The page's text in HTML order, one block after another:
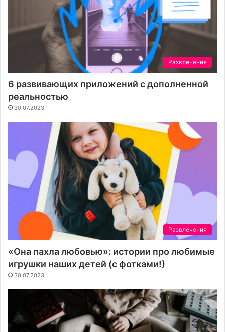
Развлечения
6 развивающих приложений с дополненной
реальностью
30.07.2023
Развлечения
«Она пахла любовью»: истории про любимые
игрушки наших детей (с фотками!)
30.07.2023